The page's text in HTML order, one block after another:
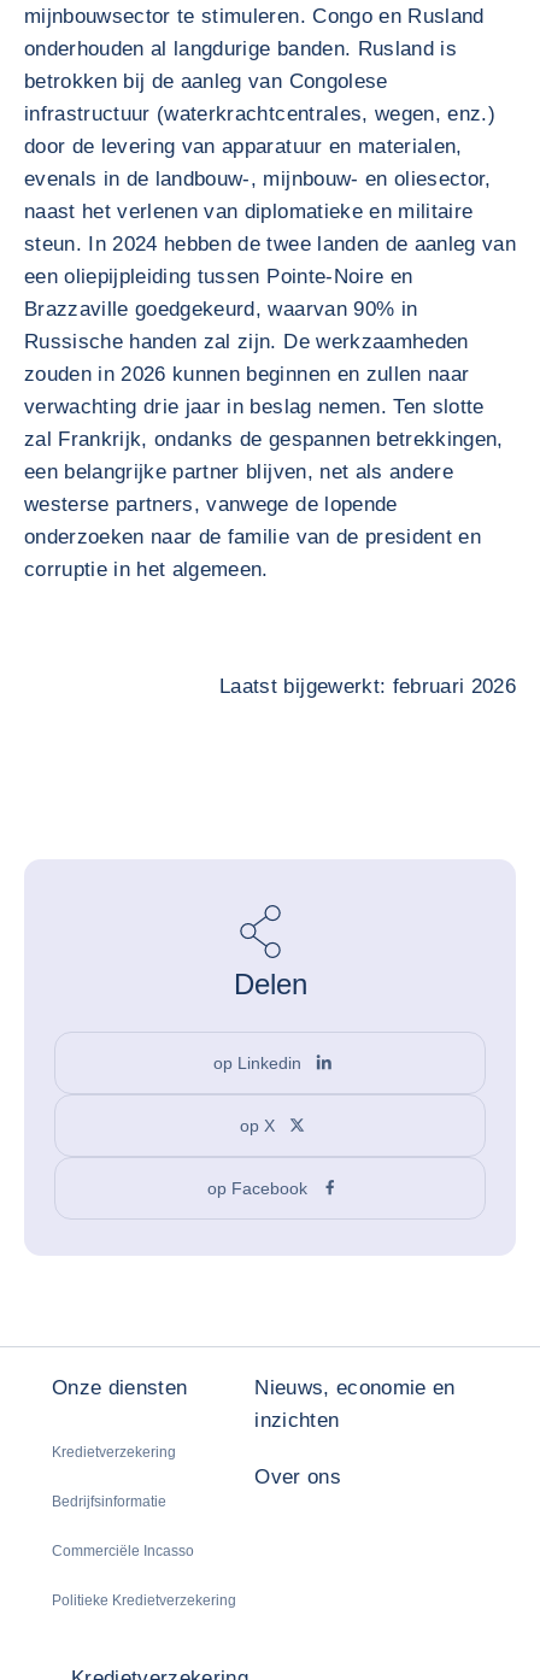
mijnbouwsector te stimuleren. Congo en Rusland
onderhouden al langdurige banden. Rusland is
betrokken bij de aanleg van Congolese
infrastructuur (waterkrachtcentrales, wegen, enz.)
door de levering van apparatuur en materialen,
evenals in de landbouw-, mijnbouw- en oliesector,
naast het verlenen van diplomatieke en militaire
steun. In 2024 hebben de twee landen de aanleg van
een oliepijpleiding tussen Pointe-Noire en
Brazzaville goedgekeurd, waarvan 90% in
Russische handen zal zijn. De werkzaamheden
zouden in 2026 kunnen beginnen en zullen naar
verwachting drie jaar in beslag nemen. Ten slotte
zal Frankrijk, ondanks de gespannen betrekkingen,
een belangrijke partner blijven, net als andere
westerse partners, vanwege de lopende
onderzoeken naar de familie van de president en
corruptie in het algemeen.
Laatst bijgewerkt: februari 2026
Delen
op Linkedin
op X
op Facebook
Onze diensten
Kredietverzekering
Bedrijfsinformatie
Commerciële Incasso
Politieke Kredietverzekering
Nieuws, economie en
inzichten
Over ons